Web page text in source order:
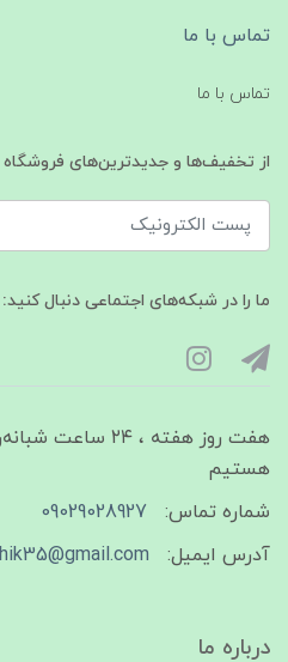
تماس با ما
تماس با ما
از تخفیف‌ها و جدیدترین‌های فروشگاه
ما را در شبکه‌های اجتماعی دنبال کنید:
هفت روز هفته ، ۲۴
هستیم
شماره تماس:
09029028927
آدرس ایمیل:
درباره ما